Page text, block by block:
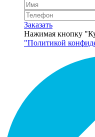
Заказать
Нажимая кнопку
"Политикой